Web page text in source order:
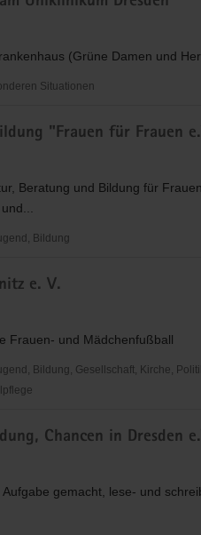
(Grüne Damen und
Situationen
"Frauen für Frauen
Beratung und Bildung für
Bildung
e. V.
Frauen- und Mädchenfußball
Bildung, Gesellschaft, Kirche,
Chancen in Dresden
gemacht, lese- und